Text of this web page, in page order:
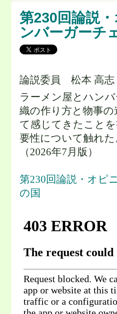
第230回論説
ンバーガーチ
論説委員 松本 高
ラーメン屋とハン
織の作り方と物事
て感じてきたこと
要性について触れた
（2026年7月版）
第230回論説・オピ
の国